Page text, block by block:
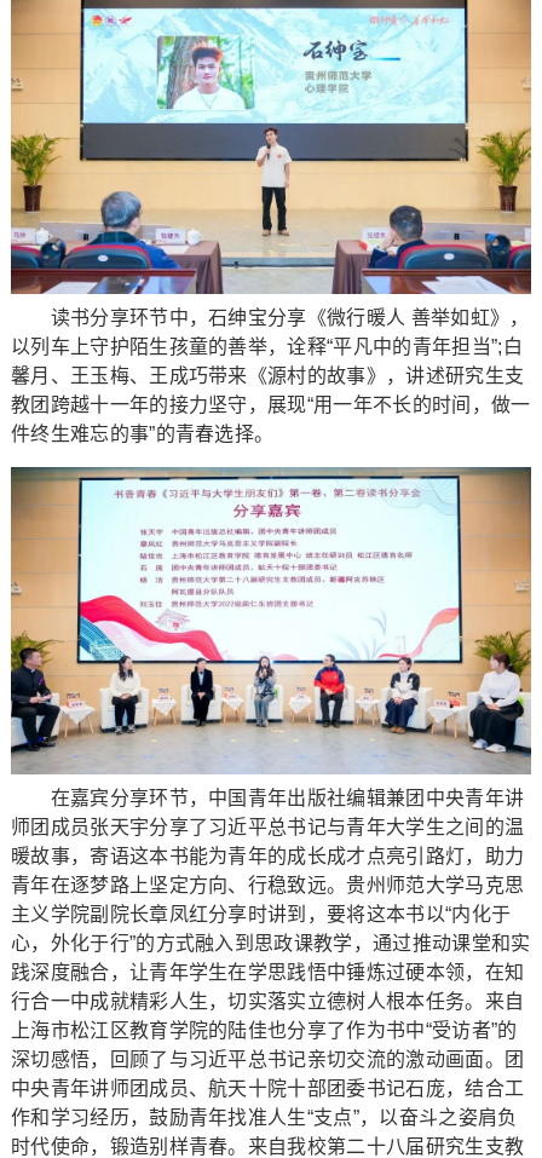
读书分享环节中，石绅宝分享《微行暖人 善举如虹》，
以列车上守护陌生孩童的善举，诠释“平凡中的青年担当”;白
馨月、王玉梅、王成巧带来《源村的故事》，讲述研究生支
教团跨越十一年的接力坚守，展现“用一年不长的时间，做一
件终生难忘的事”的青春选择。
在嘉宾分享环节，中国青年出版社编辑兼团中央青年讲
师团成员张天宇分享了习近平总书记与青年大学生之间的温
暖故事，寄语这本书能为青年的成长成才点亮引路灯，助力
青年在逐梦路上坚定方向、行稳致远。贵州师范大学马克思
主义学院副院长章凤红分享时讲到，要将这本书以“内化于
心，外化于行”的方式融入到思政课教学，通过推动课堂和实
践深度融合，让青年学生在学思践悟中锤炼过硬本领，在知
行合一中成就精彩人生，切实落实立德树人根本任务。来自
上海市松江区教育学院的陆佳也分享了作为书中“受访者”的
深切感悟，回顾了与习近平总书记亲切交流的激动画面。团
中央青年讲师团成员、航天十院十部团委书记石庞，结合工
作和学习经历，鼓励青年找准人生“支点”，以奋斗之姿肩负
时代使命，锻造别样青春。来自我校第二十八届研究生支教